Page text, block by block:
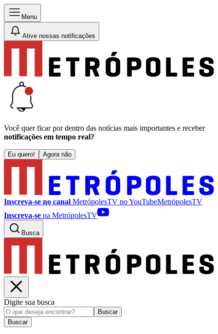
Menu
Ative nossas notificações
Você quer ficar por dentro das notícias mais importantes e receber
notificações em tempo real?
Eu quero! Agora não
Inscreva-se no canal MetrópolesTV noYouTubeMetrópolesTV
Inscreva-se na MetrópolesTV
Busca
Digite sua busca
Buscar
Buscar